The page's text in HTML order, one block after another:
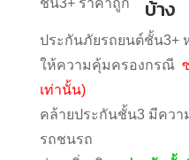
ประกันภัยรถยนต์ชั้น3+
ให้ความคุ้มครองกรณี
เท่านั้น)
คล้ายประกันชั้น3 มีควา
รถชนรถ
อ่านเพิ่มเติม :